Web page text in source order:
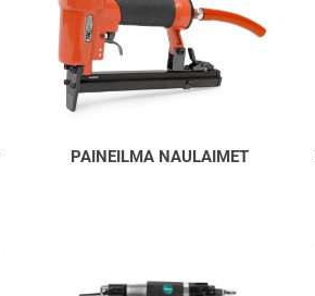
PAINEILMA NAULAIMET